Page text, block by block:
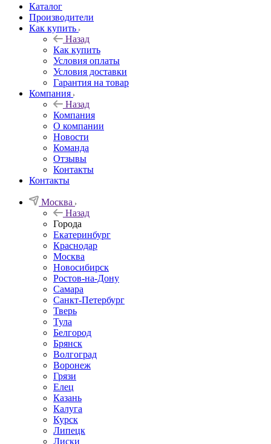
Каталог
Производители
Как купить
Назад
Как купить
Условия оплаты
Условия доставки
Гарантия на товар
Компания
Назад
Компания
О компании
Новости
Команда
Отзывы
Контакты
Контакты
Москва
Назад
Города
Екатеринбург
Краснодар
Москва
Новосибирск
Ростов-на-Дону
Самара
Санкт-Петербург
Тверь
Тула
Белгород
Брянск
Волгоград
Воронеж
Грязи
Елец
Казань
Калуга
Курск
Липецк
Лиски